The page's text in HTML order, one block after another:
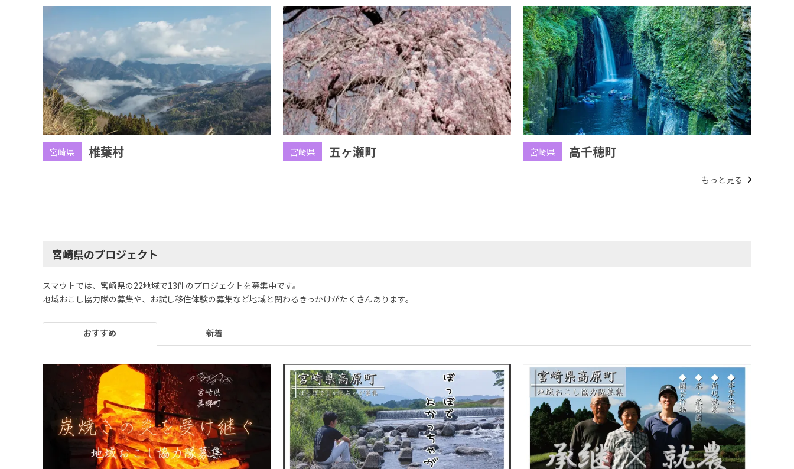
宮崎県 椎葉村 宮崎県 五ヶ瀬町 宮崎県 高千穂町
もっと見る
宮崎県のプロジェクト
スマウトでは、宮崎県の22地域で13件のプロジェクトを募集中です。
地域おこし協力隊の募集や、お試し移住体験の募集など地域と関わるきっかけがたくさんあります。
おすすめ 新着